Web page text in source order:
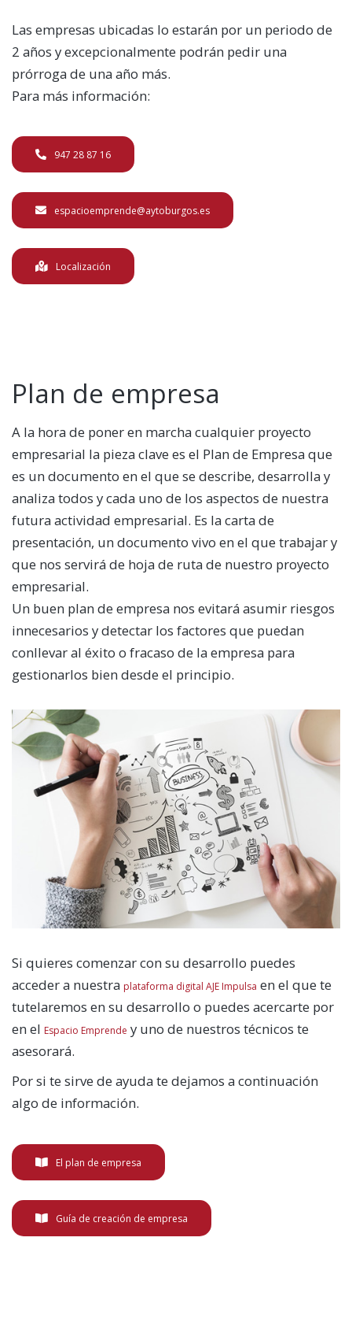
Las empresas ubicadas lo estarán por un periodo de
2 años y excepcionalmente podrán pedir una
prórroga de una año más.
Para más información:
947 28 87 16
espacioemprende@aytoburgos.es
Localización
Plan de empresa
A la hora de poner en marcha cualquier proyecto
empresarial la pieza clave es el Plan de Empresa que
es un documento en el que se describe, desarrolla y
analiza todos y cada uno de los aspectos de nuestra
futura actividad empresarial. Es la carta de
presentación, un documento vivo en el que trabajar y
que nos servirá de hoja de ruta de nuestro proyecto
empresarial.
Un buen plan de empresa nos evitará asumir riesgos
innecesarios y detectar los factores que puedan
conllevar al éxito o fracaso de la empresa para
gestionarlos bien desde el principio.
Si quieres comenzar con su desarrollo puedes
acceder a nuestra plataforma digital AJE Impulsa en el que te
tutelaremos en su desarrollo o puedes acercarte por
en el Espacio Emprende y uno de nuestros técnicos te
asesorará.
Por si te sirve de ayuda te dejamos a continuación
algo de información.
El plan de empresa
Guía de creación de empresa